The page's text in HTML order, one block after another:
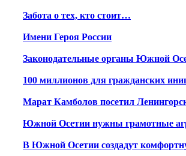
Забота о тех, кто стоит…
Имени Героя России
Законодательные органы Южной
100 миллионов для гражданских
Марат Камболов посетил
Южной Осетии нужны грамотные
В Южной Осетии создадут